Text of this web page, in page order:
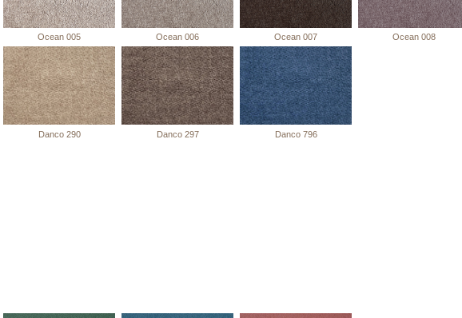
Ocean 005 Ocean 006 Ocean 007 Ocean 008
Danco 290 Danco 297 Danco 796